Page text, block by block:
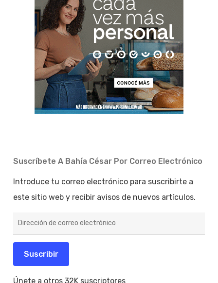
Suscríbete A Bahía César Por Correo Electrónico
Introduce tu correo electrónico para suscribirte a
este sitio web y recibir avisos de nuevos artículos.
de
electrónico
Suscribir
Únete a otros 32K suscriptores